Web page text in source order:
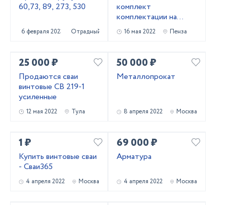
60,73, 89, 273, 530
6 февраля 2023 Отрадный
комплект
комплектации на
откатные ворота-со
склада в Пензе
16 мая 2022 Пенза
25 000 ₽
Продаются сваи
винтовые СВ 219-1
усиленные
12 мая 2022 Тула
50 000 ₽
Металлопрокат
8 апреля 2022 Москва
1 ₽
Купить винтовые сваи
- Сваи365
4 апреля 2022 Москва
69 000 ₽
Арматура
4 апреля 2022 Москва